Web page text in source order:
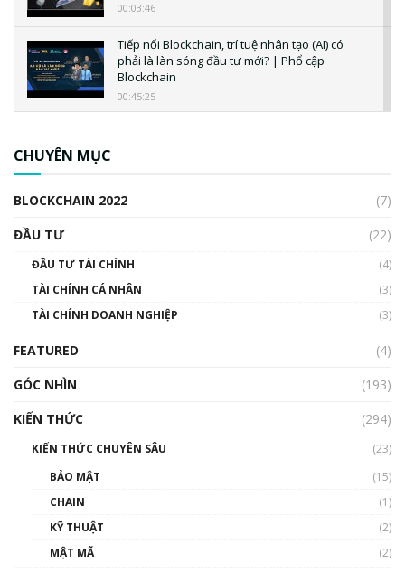
00:03:46
Tiếp nối Blockchain, trí tuệ nhân tạo (AI) có
phải là làn sóng đầu tư mới? | Phổ cập
Blockchain
00:45:25
00:02:14
Nhìn lại năm 2022: Những sự kiện ảnh hưởng
đến hệ sinh thái tiền mã hoá | Phổ cập
CHUYÊN MỤC
BLOCKCHAIN 2022
(7)
ĐẦU TƯ
(22)
ĐẦU TƯ TÀI CHÍNH
(4)
TÀI CHÍNH CÁ NHÂN
(3)
TÀI CHÍNH DOANH NGHIỆP
(3)
FEATURED
(4)
GÓC NHÌN
(193)
KIẾN THỨC
(294)
KIẾN THỨC CHUYÊN SÂU
(23)
BẢO MẬT
(15)
CHAIN
(1)
KỸ THUẬT
(2)
MẬT MÃ
(2)